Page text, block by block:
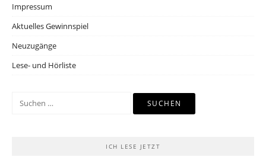
Impressum
Aktuelles Gewinnspiel
Neuzugänge
Lese- und Hörliste
Suchen
ICH LESE JETZT